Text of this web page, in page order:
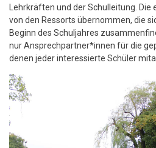
Lehrkräften und der Schulleitung.
von den Ressorts übernommen, die
Beginn des Schuljahres
nur Ansprechpartner*innen für die
denen jeder interessierte Schüler